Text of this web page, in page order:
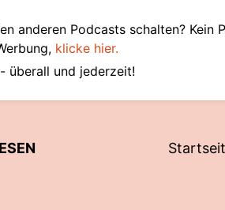
anderen Podcasts schalten? Kein
klicke hier.
überall und jederzeit!